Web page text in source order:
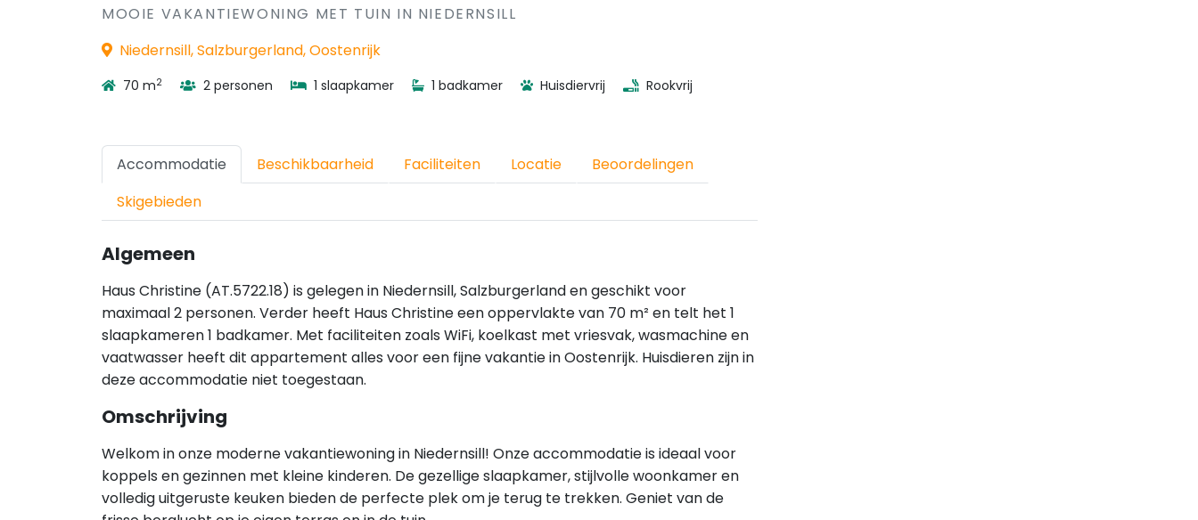
MOOIE VAKANTIEWONING MET TUIN IN NIEDERNSILL
Niedernsill, Salzburgerland, Oostenrijk
70 m2 2 personen 1 slaapkamer 1 badkamer Huisdiervrij Rookvrij
Accommodatie Beschikbaarheid Faciliteiten Locatie
Beoordelingen
Skigebieden
Algemeen
Haus Christine (AT.5722.18) is gelegen in Niedernsill, Salzburgerland en geschikt voor
maximaal 2 personen. Verder heeft Haus Christine een oppervlakte van 70 m² en telt het 1
slaapkameren 1 badkamer. Met faciliteiten zoals WiFi, koelkast met vriesvak, wasmachine en
vaatwasser heeft dit appartement alles voor een fijne vakantie in Oostenrijk. Huisdieren zijn in
deze accommodatie niet toegestaan.
Omschrijving
Welkom in onze moderne vakantiewoning in Niedernsill! Onze accommodatie is ideaal voor
koppels en gezinnen met kleine kinderen. De gezellige slaapkamer, stijlvolle woonkamer en
volledig uitgeruste keuken bieden de perfecte plek om je terug te trekken. Geniet van de